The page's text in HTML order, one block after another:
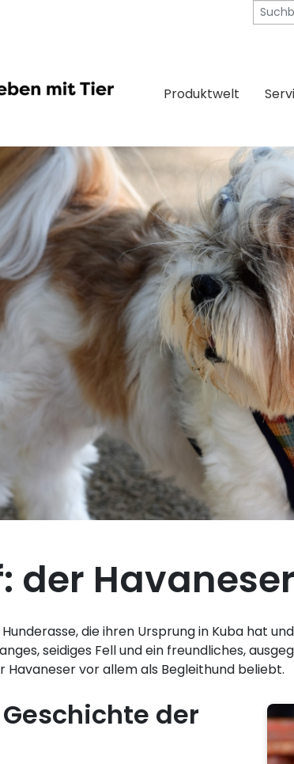
Produktwelt
der Havaneser
die ihren Ursprung in Kuba hat
seidiges Fell und ein freundliches,
Havaneser vor allem als Begleithund beliebt.
der